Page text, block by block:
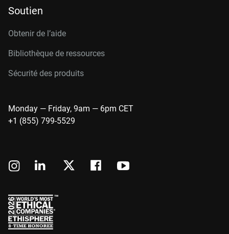
Soutien
Obtenir de l’aide
Bibliothèque de ressources
Sécurité des produits
Monday — Friday, 9am — 6pm CET
+1 (855) 799-5529